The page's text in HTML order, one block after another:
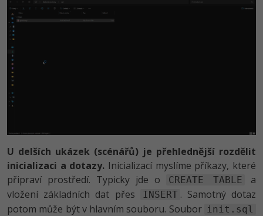
U delších ukázek (scénářů) je přehlednější rozdělit
inicializaci a dotazy. Inicializací myslíme příkazy, které
připraví prostředí. Typicky jde o
CREATE TABLE
a
vložení základních dat přes
INSERT . Samotný dotaz
potom může být v hlavním souboru. Soubor init.sql